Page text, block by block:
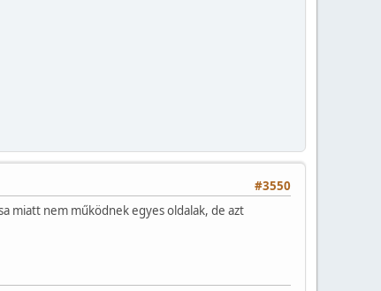
#3550
miatt nem működnek egyes oldalak, de azt